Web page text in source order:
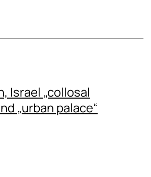
Israel „collosal
„urban palace“